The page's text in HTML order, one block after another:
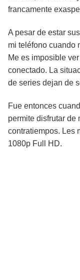
francamente
A pesar de estar
mi teléfono cuando
Me es imposible
conectado. La
de series dejan de
Fue entonces
permite disfrutar de
contratiempos. Les
1080p Full HD.